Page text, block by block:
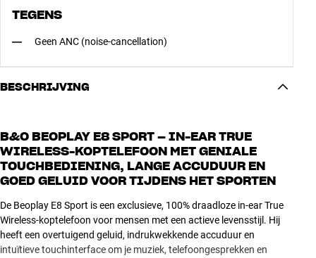
TEGENS
Geen ANC (noise-cancellation)
BESCHRIJVING
B&O BEOPLAY E8 SPORT – IN-EAR TRUE
WIRELESS-KOPTELEFOON MET GENIALE
TOUCHBEDIENING, LANGE ACCUDUUR EN
GOED GELUID VOOR TIJDENS HET SPORTEN
De Beoplay E8 Sport is een exclusieve, 100% draadloze in-ear True
Wireless-koptelefoon voor mensen met een actieve levensstijl. Hij
heeft een overtuigend geluid, indrukwekkende accuduur en
intuïtieve touchinterface om je muziek, telefoongesprekken en